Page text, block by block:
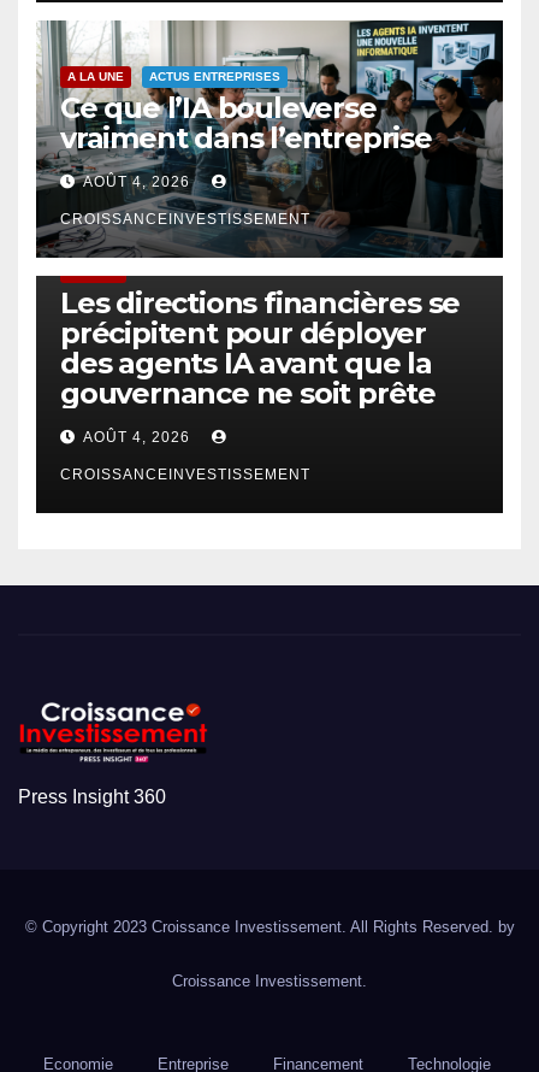
A LA UNE ACTUS ENTREPRISES
Ce que l’IA bouleverse
vraiment dans l’entreprise
AOÛT 4, 2026
CROISSANCEINVESTISSEMENT
Les directions financières se
précipitent pour déployer
des agents IA avant que la
gouvernance ne soit prête
AOÛT 4, 2026
CROISSANCEINVESTISSEMENT
Press Insight 360
© Copyright 2023 Croissance Investissement. All Rights Reserved. by
Croissance Investissement.
Economie Entreprise Financement Technologie